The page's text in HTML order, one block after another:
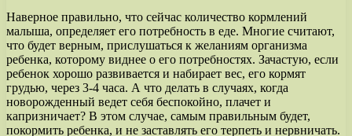
Наверное правильно, что сейчас количество кормлений
малыша, определяет его потребность в еде. Многие считают,
что будет верным, прислушаться к желаниям организма
ребенка, которому виднее о его потребностях. Зачастую, если
ребенок хорошо развивается и набирает вес, его кормят
грудью, через 3-4 часа. А что делать в случаях, когда
новорожденный ведет себя беспокойно, плачет и
капризничает? В этом случае, самым правильным будет,
покормить ребенка, и не заставлять его терпеть и нервничать.